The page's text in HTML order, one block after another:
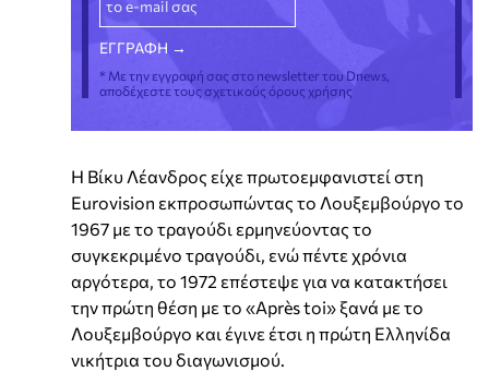
* Με την εγγραφή σας στο newsletter του Dnews,
αποδέχεστε τους σχετικούς όρους χρήσης
Η Βίκυ Λέανδρος είχε πρωτοεμφανιστεί στη
Eurovision εκπροσωπώντας το Λουξεμβούργο το
1967 με το τραγούδι ερμηνεύοντας το
συγκεκριμένο τραγούδι, ενώ πέντε χρόνια
αργότερα, το 1972 επέστεψε για να κατακτήσει
την πρώτη θέση με το «Après toi» ξανά με το
Λουξεμβούργο και έγινε έτσι η πρώτη Ελληνίδα
νικήτρια του διαγωνισμού.